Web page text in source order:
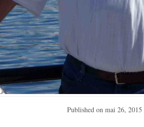
Published on mai 26, 2015